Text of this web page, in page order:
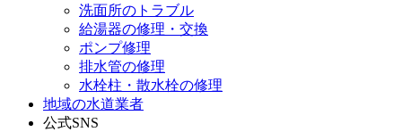
洗面所のトラブル
給湯器の修理・交換
ポンプ修理
排水管の修理
水栓柱・散水栓の修理
地域の水道業者
公式SNS